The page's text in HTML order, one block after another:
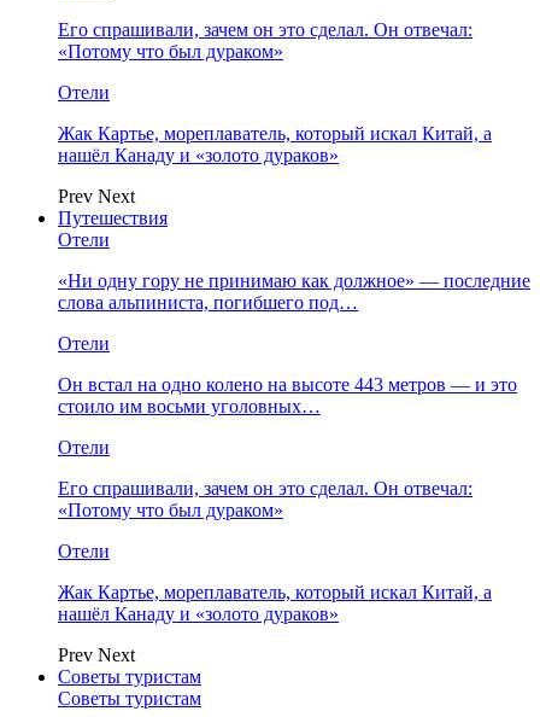
Его спрашивали, зачем он это сделал. Он отвечал:
«Потому что был дураком»
Отели
Жак Картье, мореплаватель, который искал Китай, а
нашёл Канаду и «золото дураков»
Prev Next
Путешествия
Отели
«Ни одну гору не принимаю как должное» — последние
слова альпиниста, погибшего под…
Отели
Он встал на одно колено на высоте 443 метров — и это
стоило им восьми уголовных…
Отели
Его спрашивали, зачем он это сделал. Он отвечал:
«Потому что был дураком»
Отели
Жак Картье, мореплаватель, который искал Китай, а
нашёл Канаду и «золото дураков»
Prev Next
Советы туристам
Советы туристам